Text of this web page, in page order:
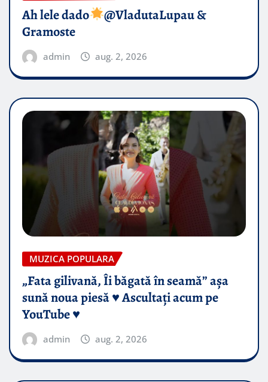
Ah lele dado​
@VladutaLupau &
Gramoste
admin aug. 2, 2026
MUZICA POPULARA
„Fata gilivană, Îi băgată în seamă” așa
sună noua piesă ♥️ Ascultați acum pe
YouTube ♥️
admin aug. 2, 2026